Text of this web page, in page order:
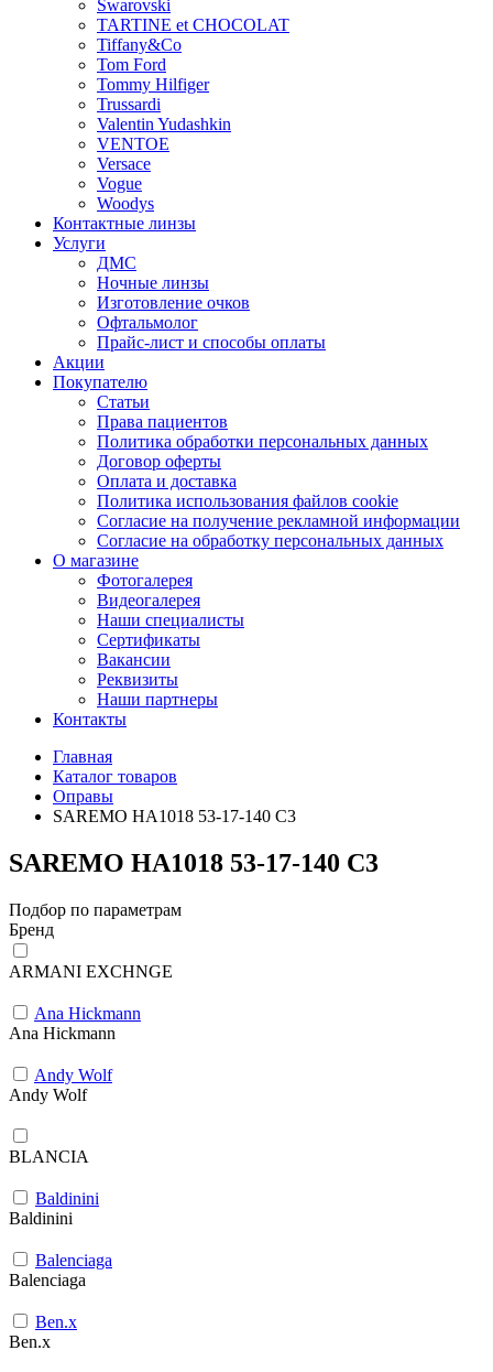
Swarovski
TARTINE et CHOCOLAT
Tiffany&Co
Tom Ford
Tommy Hilfiger
Trussardi
Valentin Yudashkin
VENTOE
Versace
Vogue
Woodys
Контактные линзы
Услуги
ДМС
Ночные линзы
Изготовление очков
Офтальмолог
Прайс-лист и способы оплаты
Акции
Покупателю
Статьи
Права пациентов
Политика обработки персональных данных
Договор оферты
Оплата и доставка
Политика использования файлов cookie
Согласие на получение рекламной информации
Согласие на обработку персональных данных
О магазине
Фотогалерея
Видеогалерея
Наши специалисты
Сертификаты
Вакансии
Реквизиты
Наши партнеры
Контакты
Главная
Каталог товаров
Оправы
SAREMO НА1018 53-17-140 С3
SAREMO НА1018 53-17-140 С3
Подбор по параметрам
Бренд
ARMANI EXCHNGE
Ana Hickmann
Ana Hickmann
Andy Wolf
Andy Wolf
BLANCIA
Baldinini
Baldinini
Balenciaga
Balenciaga
Ben.x
Ben.x